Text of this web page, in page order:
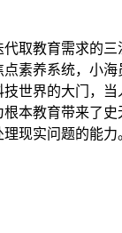
教育需求的三
素养系统，小
世界的大门，
本教育带来了
现实问题的能力